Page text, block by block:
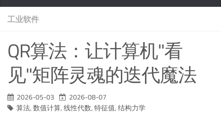
工业软件
QR算法：让计算机"看
见"矩阵灵魂的迭代魔法
2026-05-03
2026-08-07
算法,数值计算,线性代数,特征值,结构力学